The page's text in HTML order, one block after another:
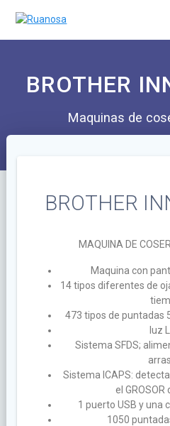
BROTHER
Maquinas de
BROTHER
MAQUINA DE
Maquina con
14 tipos diferentes de
473 tipos de puntadas
luz
Sistema SFDS;
Sistema ICAPS:
el GROSOR
1 puerto USB y una
1050